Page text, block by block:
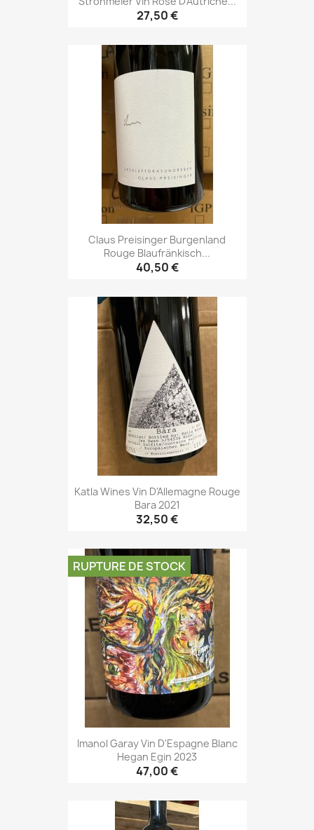
27,50 €
Claus Preisinger Burgenland
Rouge Blaufränkisch...
40,50 €
Katla Wines Vin D'Allemagne Rouge
Bara 2021
32,50 €
Imanol Garay Vin D'Espagne Blanc
Hegan Egin 2023
47,00 €
RUPTURE DE STOCK